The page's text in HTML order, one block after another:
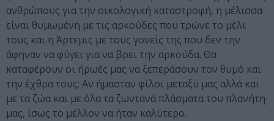
ανθρώπους για την οικολογική καταστροφή, η μέλισσα
είναι θυμωμένη με τις αρκούδες που τρώνε το μέλι
τους και η Άρτεμις με τους γονείς της που δεν την
άφηναν να φύγει για να βρει την αρκούδα. Θα
καταφέρουν οι ήρωές μας να ξεπεράσουν τον θυμό και
την έχθρα τους; Αν ήμασταν φίλοι μεταξύ μας αλλά και
με τα ζώα και με όλα τα ζωντανά πλάσματα του πλανήτη
μας, ίσως το μέλλον να ήταν καλύτερο.